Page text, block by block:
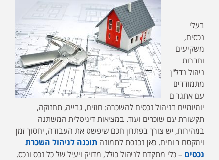
בעלי
נכסים,
משקיעים
וחברות
ניהול נדל"ן
מתמודדים
עם אתגרים
יומיומיים בניהול נכסים להשכרה: חוזים, גבייה, תחזוקה,
תקשורת עם שוכרים ועוד. במציאות דיגיטלית המשתנה
במהירות, יש צורך בפתרון חכם שיפשט את העבודה, יחסוך זמן
וימקסם רווחים. כאן נכנסת לתמונה תוכנה לניהול השכרת
נכסים – כלי מתקדם לניהול כולל, מדויק ויעיל של כל נכס ונכס.